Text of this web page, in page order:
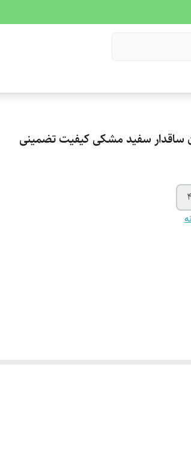
ساقدار سفید مشکی کیفیت تضمینی